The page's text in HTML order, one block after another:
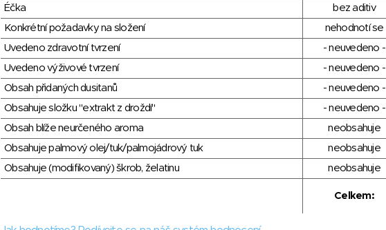
Éčka
bez aditiv
Konkrétní požadavky na složení
nehodnotí se
Uvedeno zdravotní tvrzení
- neuvedeno -
Uvedeno výživové tvrzení
- neuvedeno -
Obsah přidaných dusitanů
- neuvedeno -
Obsahuje složku "extrakt z droždí"
- neuvedeno -
Obsah blíže neurčeného aroma
neobsahuje
Obsahuje palmový olej/tuk/palmojádrový tuk
neobsahuje
Obsahuje (modifikovaný) škrob, želatinu
neobsahuje
Celkem: